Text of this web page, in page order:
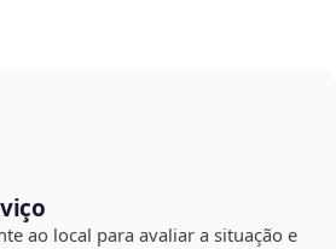
ao local para avaliar a situação e